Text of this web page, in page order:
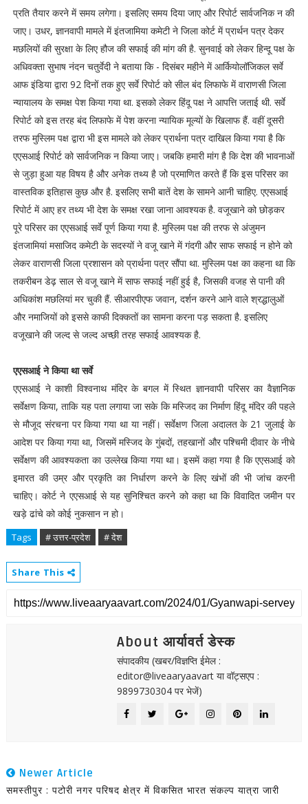
प्रति तैयार करने में समय लगेगा। इसलिए समय दिया जाए और रिपोर्ट सार्वजनिक न की
जाए। उधर, ज्ञानवापी मामले में इंतजामिया कमेटी ने जिला कोर्ट में प्रार्थन पत्र देकर
मछलियों की सुरक्षा के लिए हौज की सफाई की मांग की है. सुनवाई को लेकर हिन्दू पक्ष के
अधिवक्ता सुभाष नंदन चतुर्वेदी ने बताया कि - दिसंबर महीने में आर्कियोलॉजिकल सर्वे
आफ इंडिया द्वारा 92 दिनों तक हुए सर्वे रिपोर्ट को सील बंद लिफाफे में वाराणसी जिला
न्यायालय के समक्ष पेश किया गया था. इसको लेकर हिंदू पक्ष ने आपत्ति जताई थी. सर्वे
रिपोर्ट को इस तरह बंद लिफाफे में पेश करना न्यायिक मूल्यों के खिलाफ हैं. वहीं दूसरी
तरफ मुस्लिम पक्ष द्वारा भी इस मामले को लेकर प्रार्थना पत्र दाखिल किया गया है कि
एएसआई रिपोर्ट को सार्वजनिक न किया जाए। जबकि हमारी मांग है कि देश की भावनाओं
से जुड़ा हुआ यह विषय है और अनेक तथ्य है जो प्रमाणित करते हैं कि इस परिसर का
वास्तविक इतिहास कुछ और है. इसलिए सभी बातें देश के सामने आनी चाहिए. एएसआई
रिपोर्ट में आए हर तथ्य भी देश के समक्ष रखा जाना आवश्यक है. वजूखाने को छोड़कर
पूरे परिसर का एएसआई सर्वे पूर्ण किया गया है. मुस्लिम पक्ष की तरफ से अंजुमन
इंतजामियां मसाजिद कमेटी के सदस्यों ने वजू खाने में गंदगी और साफ सफाई न होने को
लेकर वाराणसी जिला प्रशासन को प्रार्थना पत्र सौंपा था. मुस्लिम पक्ष का कहना था कि
तकरीबन डेढ़ साल से वजू खाने में साफ सफाई नहीं हुई है, जिसकी वजह से पानी की
अधिकांश मछलियां मर चुकी हैं. सीआरपीएफ जवान, दर्शन करने आने वाले श्रद्धालुओं
और नमाजियों को इससे काफी दिक्कतों का सामना करना पड़ सकता है. इसलिए
वजूखाने की जल्द से जल्द अच्छी तरह सफाई आवश्यक है.
एएसआई ने किया था सर्वे
एएसआई ने काशी विश्वनाथ मंदिर के बगल में स्थित ज्ञानवापी परिसर का वैज्ञानिक
सर्वेक्षण किया, ताकि यह पता लगाया जा सके कि मस्जिद का निर्माण हिंदू मंदिर की पहले
से मौजूद संरचना पर किया गया था या नहीं। सर्वेक्षण जिला अदालत के 21 जुलाई के
आदेश पर किया गया था, जिसमें मस्जिद के गुंबदों, तहखानों और पश्चिमी दीवार के नीचे
सर्वेक्षण की आवश्यकता का उल्लेख किया गया था। इसमें कहा गया है कि एएसआई को
इमारत की उम्र और प्रकृति का निर्धारण करने के लिए खंभों की भी जांच करनी
चाहिए। कोर्ट ने एएसआई से यह सुनिश्चित करने को कहा था कि विवादित जमीन पर
खड़े ढांचे को कोई नुकसान न हो।
Tags # उत्तर-प्रदेश # देश
Share This
About आर्यावर्त डेस्क
संपादकीय (खबर/विज्ञप्ति ईमेल :
editor@liveaaryaavart या वॉट्सएप :
9899730304 पर भेजें)
Newer Article
समस्तीपुर : पटोरी नगर परिषद क्षेत्र में विकसित भारत संकल्प यात्रा जारी